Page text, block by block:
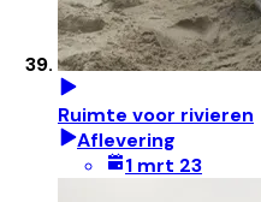
Ruimte voor rivieren
Aflevering
1 mrt 23